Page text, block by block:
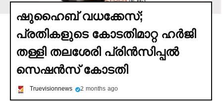
ഷുഹൈബ് വധക്കേസ്;
പ്രതികളുടെ കോടതിമാറ്റ ഹര്‍ജി
തള്ളി തലശേരി പ്രിന്‍സിപ്പല്‍
സെഷന്‍സ് കോടതി
Truevisionnews 2 months ago